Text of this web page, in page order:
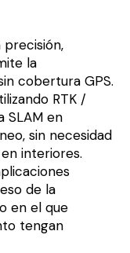
precisión,
la
cobertura GPS.
RTK /
SLAM en
sin necesidad
interiores.
de la
en el que
tengan